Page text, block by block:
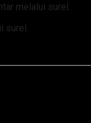
melalui surel.
surel.